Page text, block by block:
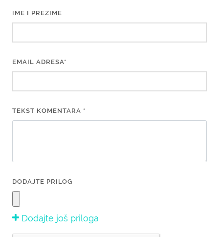
IME I PREZIME
EMAIL ADRESA*
TEKST KOMENTARA *
DODAJTE PRILOG
Dodajte još priloga